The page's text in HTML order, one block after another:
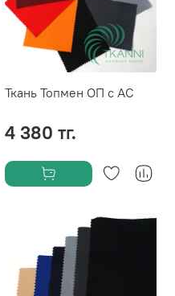
Ткань Топмен ОП с АС
4 380 тг.